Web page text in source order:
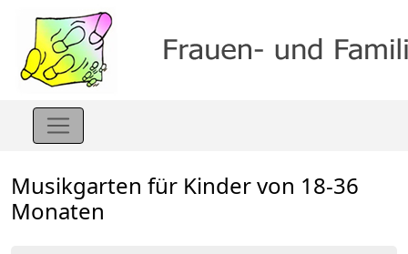
Musikgarten für Kinder von 18-36
Monaten